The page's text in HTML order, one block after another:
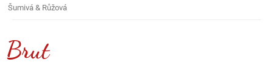
Šumivá & Růžová
Brut